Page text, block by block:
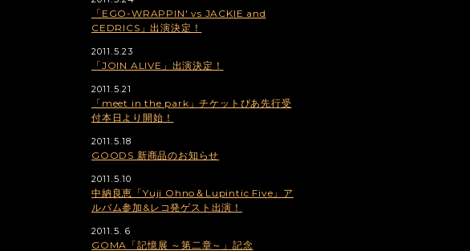
「EGO-WRAPPIN' vs JACKIE and
CEDRICS」出演決定！
2011.5.23
「JOIN ALIVE」出演決定！
2011.5.21
「meet in the park」チケットぴあ先行受
付本日より開始！
2011.5.18
GOODS 新商品のお知らせ
2011.5.10
中納良恵「Yuji Ohno＆Lupintic Five」ア
ルバム参加&レコ発ゲスト出演！
2011.5. 6
GOMA「記憶展 ～第二章～」記念